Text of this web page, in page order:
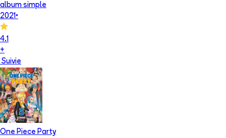
album simple
2021•
4.1
+
Suivie
One Piece Party